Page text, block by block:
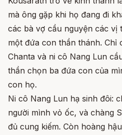
mà ông gặp khi họ đang đi
các bà vợ cầu nguyện các vị
một đứa con thần thánh. Chỉ
Chanta và ni cô Nang Lun
thần chọn ba đứa con của
con họ.
Ni cô Nang Lun hạ sinh đôi:
người mình vỏ ốc, và chàng
đủ cung kiếm. Còn hoàng